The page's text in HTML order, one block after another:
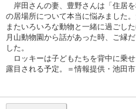
岸田さんの妻、豊野さんは「住居
の居場所について本当に悩みました
またいろいろな動物と一緒に過ごし
月山動物園から話があった時、ご縁
した。
ロッキーは子どもたちを背中に乗
露目される予定。＝情報提供・池田市